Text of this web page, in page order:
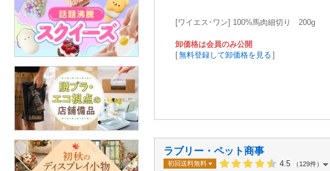
[ワイエス･ワン] 100%馬肉細切り 200g
卸価格は会員のみ公開
[無料登録して卸価格を見る ]
ラブリー・ペット商事
初回送料無料 4.5 （129件）